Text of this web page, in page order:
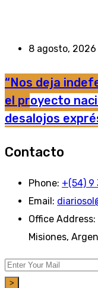
8 agosto, 2026
“Nos deja
el proyecto
desalojos
Contacto
Phone: +(54) 9
Email:
Office Address:
Misiones,
>